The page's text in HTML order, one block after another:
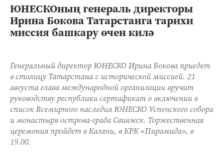
ЮНЕСКОның генераль директоры
Ирина Бокова Татарстанга тарихи
миссия башкару өчен килә
Генеральный директор ЮНЕСКО Ирина Бокова приедет
в столицу Татарстана с исторической миссией. 21
августа глава международной организации вручит
руководству республики сертификат о включении в
список Всемирного наследия ЮНЕСКО Успенского собора
и монастыря острова-града Свияжск. Торжественная
церемония пройдет в Казани, в КРК «Пирамида», в
19.00.